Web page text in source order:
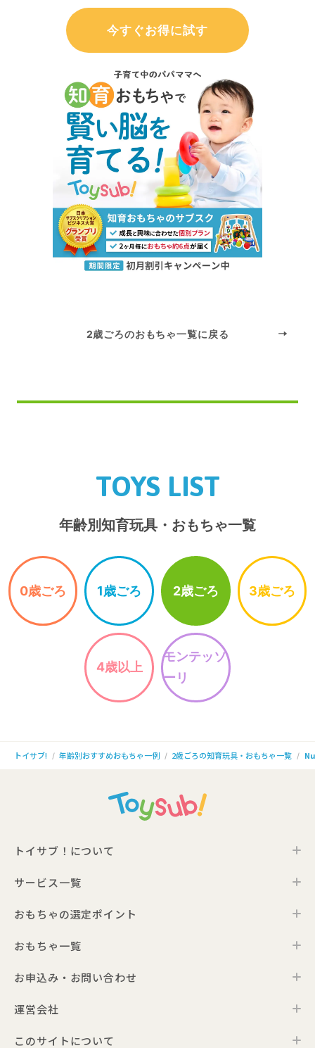
今すぐお得に試す
2歳ごろのおもちゃ一覧に戻る
TOYS LIST
年齢別知育玩具・おもちゃ一覧
0歳ごろ 1歳ごろ 2歳ごろ 3歳ごろ
4歳以上
モンテッソ
ーリ
トイサブ! 年齢別おすすめおもちゃ一例 2歳ごろの知育玩具・おもちゃ一覧
トイサブ！について
トイサブ！の特徴
サービス一覧・料金
Toysub! Times
お知らせ
サービス一覧
トイサブ！ファーストセレクション
おもちゃの選定ポイント
年齢別おすすめおもちゃ
0歳ごろの知育おもちゃの選定ポイント
おもちゃ一覧
0歳ごろのおもちゃ一覧
3歳ごろのおもちゃ一覧
お申込み・お問い合わせ
お申込み
運営会社
代表メッセージ
このサイトについて